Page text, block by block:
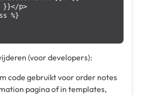
p>
(voor developers):
code gebruikt voor order notes
pagina of in templates,